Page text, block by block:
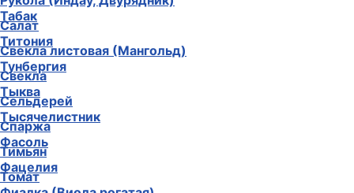
Табак
Титония
Тунбергия
Тыква
Тысячелистник
Фасоль
Фацелия
Салат
Свекла листовая (Мангольд)
Свекла
Сельдерей
Спаржа
Тимьян
Томат